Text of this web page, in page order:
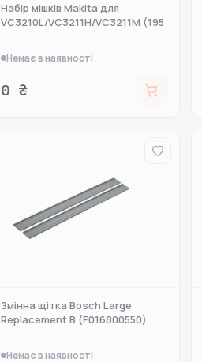
Набір мішків Makita для
VC3210L/VC3211H/VC3211M (195
Немає в наявності
0 ₴
Змінна щітка Bosch Large
Replacement B (F016800550)
Немає в наявності